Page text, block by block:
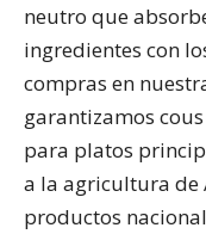
neutro que
ingredientes con
compras en
garantizamos
para platos
a la agricultura de
productos